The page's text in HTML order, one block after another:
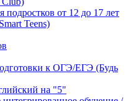
подростков от 12 до 17 лет
Teens)
к ОГЭ/ЕГЭ (Будь
на "5"